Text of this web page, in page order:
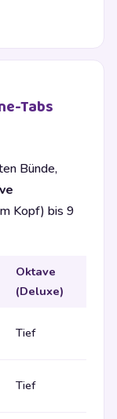
Tabs
Bünde,
Kopf) bis 9
Oktave
(Deluxe)
Tief
Tief